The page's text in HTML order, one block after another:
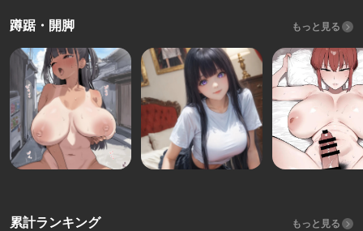
蹲踞・開脚 もっと見る
累計ランキング もっと見る